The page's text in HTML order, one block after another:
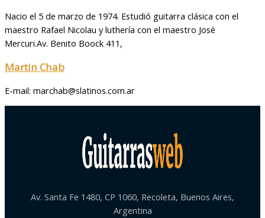
Nacio el 5 de marzo de 1974. Estudió guitarra clásica con el
maestro Rafael Nicolau y luthería con el maestro José
Mercuri.Av. Benito Boock 411,
Martin Chab
E-mail: marchab@slatinos.com.ar
Av. Santa Fe 1480, CP 1060, Recoleta, Buenos Aires,
Argentina